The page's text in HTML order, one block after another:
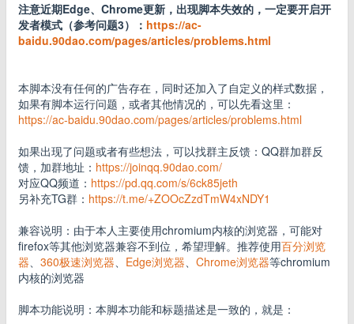
注意近期Edge、Chrome更新，出现脚本失效的，一定要开启开
发者模式（参考问题3）： https://ac-
baidu.90dao.com/pages/articles/problems.html
本脚本没有任何的广告存在，同时还加入了自定义的样式数据，
如果有脚本运行问题，或者其他情况的，可以先看这里：
https://ac-baidu.90dao.com/pages/articles/problems.html
如果出现了问题或者有些想法，可以找群主反馈：QQ群加群反
馈，加群地址： https://joinqq.90dao.com/
对应QQ频道： https://pd.qq.com/s/6ck85jeth
另补充TG群： https://t.me/+ZOOcZzdTmW4xNDY1
兼容说明：由于本人主要使用chromium内核的浏览器，可能对
firefox等其他浏览器兼容不到位，希望理解。推荐使用百分浏览
器、 360极速浏览器、 Edge浏览器、 Chrome浏览器等chromium
内核的浏览器
脚本功能说明：本脚本功能和标题描述是一致的，就是：